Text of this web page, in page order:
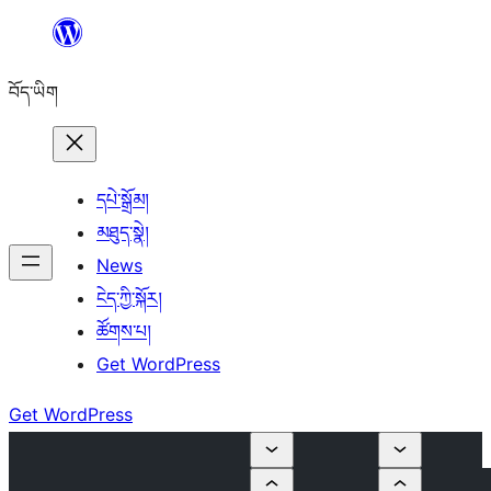
content
བོད་ཡིག
དཔེ་སྒྲོམ།
མཐུད་སྣེ།
News
ངེད་ཀྱི་སྐོར།
ཚོགས་པ།
Get WordPress
Get WordPress